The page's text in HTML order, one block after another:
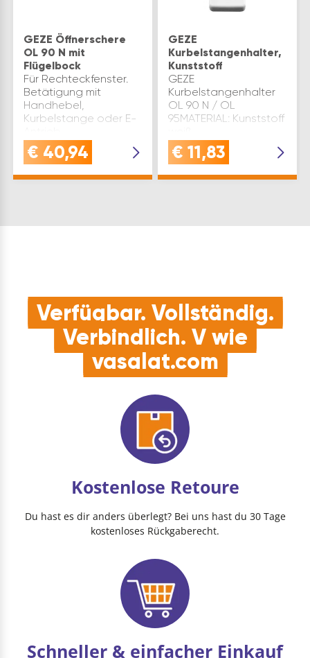
GEZE Öffnerschere
OL 90 N mit
Flügelbock
Für Rechteckfenster.
Betätigung mit
Handhebel,
Kurbelstange oder E-
möglich.LIEFERUMFANG:
1 Öffnerschere mit
€ 40,94
GEZE
Kurbelstangenhalter,
Kunststoff
GEZE
Kurbelstangenhalter
OL 90 N / OL
95MATERIAL: Kunststoff
€ 11,83
Verfügbar. Vollständig.
Verbindlich. V wie
vasalat.com
Kostenlose Retoure
Du hast es dir anders überlegt? Bei uns hast du 30 Tage
kostenloses Rückgaberecht.
Schneller & einfacher Einkauf